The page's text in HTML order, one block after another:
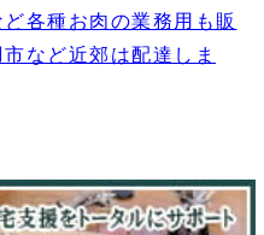
各種お肉の業務用も販
など近郊は配達しま